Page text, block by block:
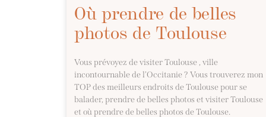
Où prendre de belles
photos de Toulouse
Vous prévoyez de visiter Toulouse , ville
incontournable de l’Occitanie ? Vous trouverez mon
TOP des meilleurs endroits de Toulouse pour se
balader, prendre de belles photos et visiter Toulouse
et où prendre de belles photos de Toulouse.